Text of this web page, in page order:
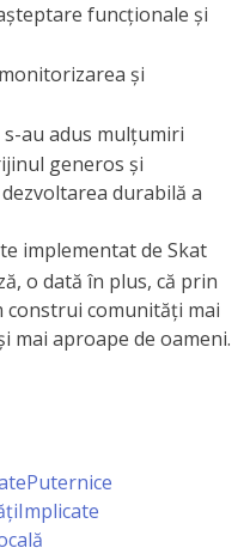
funcționale și
și
au adus mulțumiri
generos și
durabilă a
implementat de Skat
o dată în plus, că prin
construi comunități mai
mai aproape de oameni.